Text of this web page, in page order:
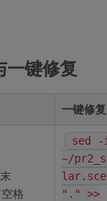
一键修复
一键修
格
sed
~/
"." >>